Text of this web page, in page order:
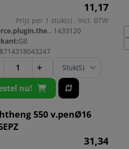
11,17
Prijs per 1 stuk(s) , Incl. BTW
dimerce.plugin.theme.productnr: 1433120
GB
8714318043247
+
nu!
550 v.penØ16
31,34